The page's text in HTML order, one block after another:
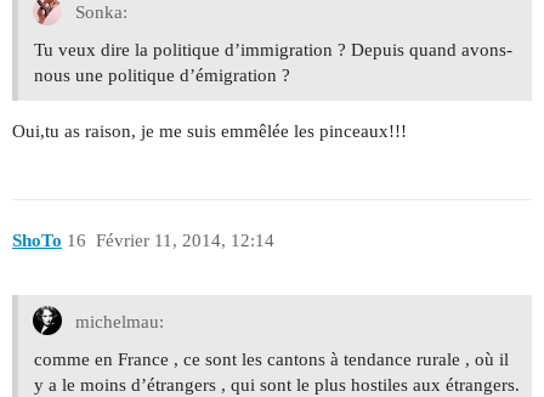
Sonka:
Tu veux dire la politique d’immigration ? Depuis quand avons-
nous une politique d’émigration ?
Oui,tu as raison, je me suis emmêlée les pinceaux!!!
ShoTo Février 11, 2014, 12:14
16
michelmau:
comme en France , ce sont les cantons à tendance rurale , où il
y a le moins d’étrangers , qui sont le plus hostiles aux étrangers.